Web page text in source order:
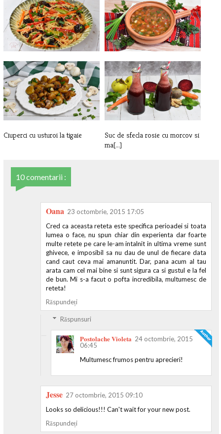
Taitei de orez cu legume Bors de fasole cu urzici
Ciuperci cu usturoi la tigaie
Suc de sfecla rosie cu morcov si
ma[...]
10 comentarii :
Oana 23 octombrie, 2015 17:05
Cred ca aceasta reteta este specifica perioadei si toata
lumea o face, nu spun chiar din experienta dar foarte
multe retete pe care le-am intalnit in ultima vreme sunt
ghivece, e imposibil sa nu dau de unul de fiecare data
cand caut ceva mai amanuntit. Dar, pana acum al tau
arata cam cel mai bine si sunt sigura ca si gustul e la fel
de bun. Mi s-a facut o pofta incredibila, multumesc de
reteta!
Răspundeți
Răspunsuri
Postolache Violeta 24 octombrie, 2015
06:45
Multumesc frumos pentru aprecieri!
Jesse 27 octombrie, 2015 09:10
Looks so delicious!!! Can't wait for your new post.
Răspundeți